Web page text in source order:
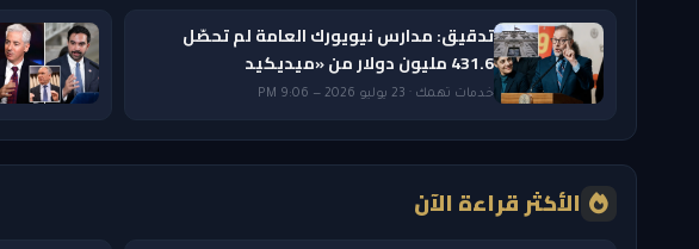
تدقيق: مدارس نيويورك العامة لم تحصّل
431.6 مليون دولار من «ميديكيد
خدمات تهمك · 23 يوليو 2026 — 9:06 PM
الأكثر قراءة الآن